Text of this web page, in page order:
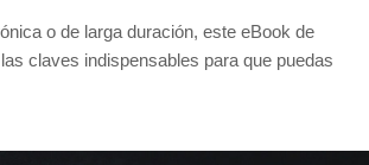
o de larga duración, este eBook de
claves indispensables para que puedas